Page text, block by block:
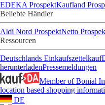
EDEKA ProspektKaufland
Beliebte Händler
Aldi Nord ProspektNetto
Ressourcen
Deutschlands Einkaufszettel
herunterladenPressemeldungen
Member of Bonial
location based shopping
DE